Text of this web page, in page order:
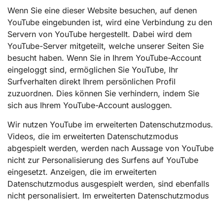
Wenn Sie eine dieser Website besuchen, auf denen
YouTube eingebunden ist, wird eine Verbindung zu den
Servern von YouTube hergestellt. Dabei wird dem
YouTube-Server mitgeteilt, welche unserer Seiten Sie
besucht haben. Wenn Sie in Ihrem YouTube-Account
eingeloggt sind, ermöglichen Sie YouTube, Ihr
Surfverhalten direkt Ihrem persönlichen Profil
zuzuordnen. Dies können Sie verhindern, indem Sie
sich aus Ihrem YouTube-Account ausloggen.
Wir nutzen YouTube im erweiterten Datenschutzmodus.
Videos, die im erweiterten Datenschutzmodus
abgespielt werden, werden nach Aussage von YouTube
nicht zur Personalisierung des Surfens auf YouTube
eingesetzt. Anzeigen, die im erweiterten
Datenschutzmodus ausgespielt werden, sind ebenfalls
nicht personalisiert. Im erweiterten Datenschutzmodus